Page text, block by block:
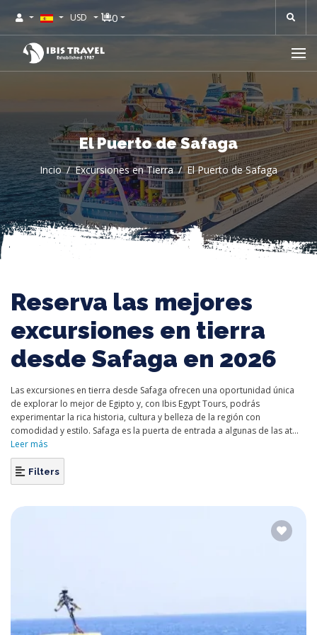
USD 0
El Puerto de Safaga
Incio Excursiones en Tierra El Puerto de Safaga
Reserva las mejores
excursiones en tierra
desde Safaga en 2026
Las excursiones en tierra desde Safaga ofrecen una oportunidad única
de explorar lo mejor de Egipto y, con Ibis Egypt Tours, podrás
experimentar la rica historia, cultura y belleza de la región con
comodidad y estilo. Safaga es la puerta de entrada a algunas de las at...
Leer más
Filters